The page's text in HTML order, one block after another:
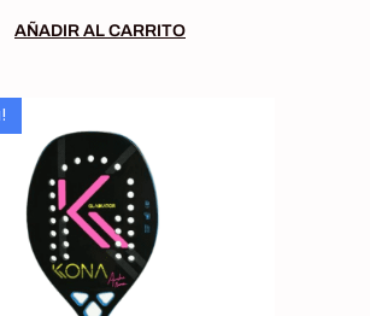
AÑADIR AL CARRITO